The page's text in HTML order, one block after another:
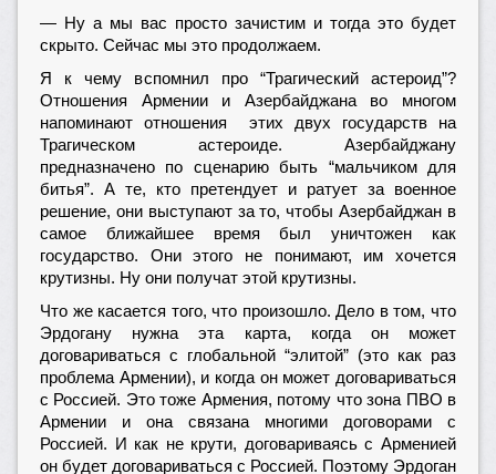
— Ну а мы вас просто зачистим и тогда это будет
скрыто. Сейчас мы это продолжаем.
Я к чему вспомнил про “Трагический астероид”?
Отношения Армении и Азербайджана во многом
напоминают отношения этих двух государств на
Трагическом астероиде. Азербайджану
предназначено по сценарию быть “мальчиком для
битья”. А те, кто претендует и ратует за военное
решение, они выступают за то, чтобы Азербайджан в
самое ближайшее время был уничтожен как
государство. Они этого не понимают, им хочется
крутизны. Ну они получат этой крутизны.
Что же касается того, что произошло. Дело в том, что
Эрдогану нужна эта карта, когда он может
договариваться с глобальной “элитой” (это как раз
проблема Армении), и когда он может договариваться
с Россией. Это тоже Армения, потому что зона ПВО в
Армении и она связана многими договорами с
Россией. И как не крути, договариваясь с Арменией
он будет договариваться с Россией. Поэтому Эрдоган